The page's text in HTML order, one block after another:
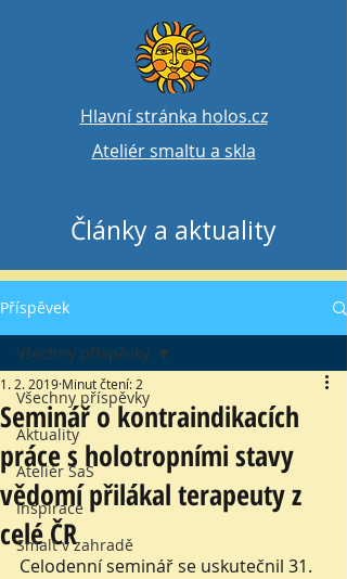
Hlavní stránka holos.cz
Ateliér smaltu a skla
Články a aktuality
Příspěvek
Všechny příspěvky
Aktuality
Ateliér SaS
Inspirace
Smalt v zahradě
Všechny příspěvky
Seminář o kontraindikacích
práce s holotropními stavy
vědomí přilákal terapeuty z
celé ČR
1. 2. 2019 Minut čtení: 2
Celodenní seminář se uskutečnil 31.